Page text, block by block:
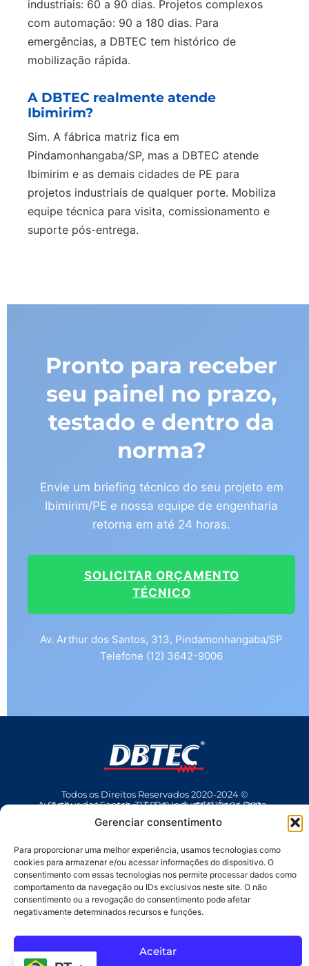
Gerenciar consentimento
Para proporcionar uma melhor experiência, usamos tecnologias como
cookies para armazenar e/ou acessar informações do dispositivo. O
consentimento com essas tecnologias nos permite processar dados como
comportamento da navegação ou IDs exclusivos neste site. O não
consentimento ou a revogação do consentimento pode afetar
negativamente determinados recursos e funções.
Aceitar
industriais: 60 a 90 dias. Projetos complexos
com automação: 90 a 180 dias. Para
emergências, a DBTEC tem histórico de
mobilização rápida.
A DBTEC realmente atende
Ibimirim?
Sim. A fábrica matriz fica em
Pindamonhangaba/SP, mas a DBTEC atende
Ibimirim e as demais cidades de PE para
projetos industriais de qualquer porte. Mobiliza
equipe técnica para visita, comissionamento e
suporte pós-entrega.
Pronto para receber
seu painel no prazo,
testado e dentro da
norma?
Envie um briefing técnico do seu projeto em
Ibimirim/PE e nossa equipe de engenharia
retorna em até 24 horas.
SOLICITAR ORÇAMENTO
TÉCNICO
Av. Arthur dos Santos, 313, Pindamonhangaba/SP
Telefone (12) 3642-9006
Todos os Direitos Reservados 2020-2024 ©
Av Arthur dos Santos, 313 • Pq. Industrial Água Preta • Pindamonhangaba • SP • Brasil • CEP 12404-289
(12) 3642 9006
• dbtec@dbtec.com.br